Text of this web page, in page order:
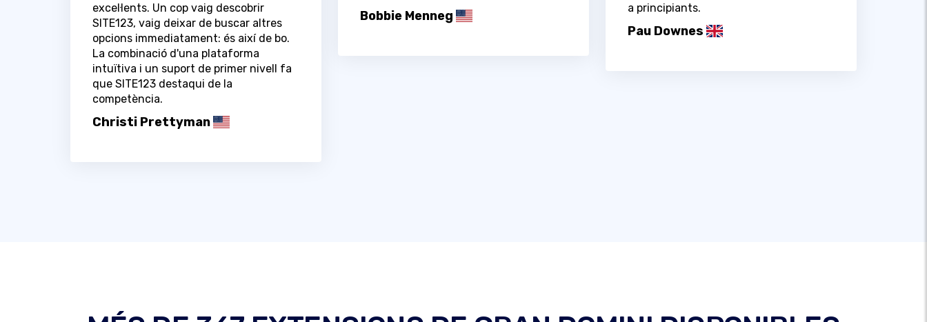
excel·lents. Un cop vaig descobrir
SITE123, vaig deixar de buscar altres
opcions immediatament: és així de bo.
La combinació d'una plataforma
intuïtiva i un suport de primer nivell fa
que SITE123 destaqui de la
competència.
Christi Prettyman
Bobbie Menneg
a principiants.
Pau Downes